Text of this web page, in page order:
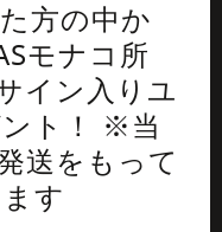
方の中か
モナコ所
イン入りユ
ト！ ※当
送をもって
す